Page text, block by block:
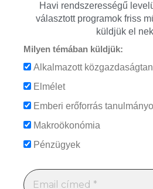
Havi rendszerességű
választott programok friss
küldjük el
Milyen témában küldjük:
Alkalmazott közgazdaságtan
Elmélet
Emberi erőforrás
Makroökonómia
Pénzügyek